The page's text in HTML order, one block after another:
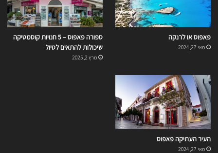
פאפוס או לרנקה
מאי 27, 2024
ספורה פאפוס – 5 חנויות קוסמטיקה
שיכולות להתאים לטיול
מרץ 2, 2025
העיר העתיקה פאפוס
מאי 27, 2024